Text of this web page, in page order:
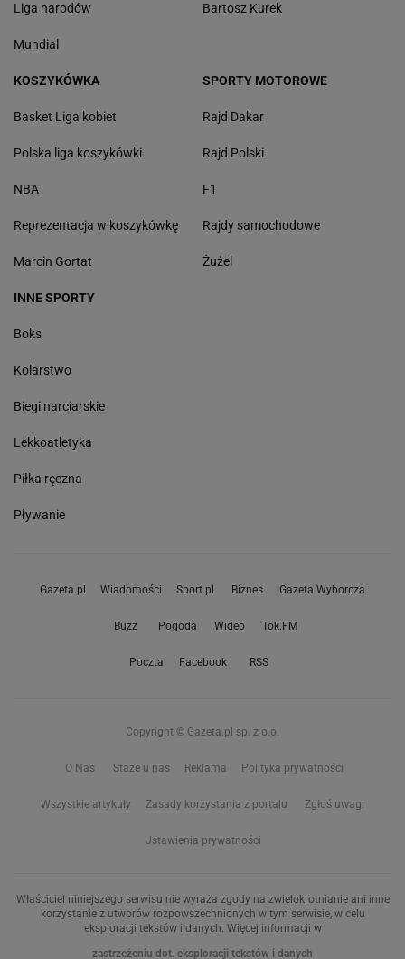
Liga narodów
Mundial
Bartosz Kurek
KOSZYKÓWKA
Basket Liga kobiet
Polska liga koszykówki
NBA
Reprezentacja w koszykówkę
Marcin Gortat
SPORTY MOTOROWE
Rajd Dakar
Rajd Polski
F1
Rajdy samochodowe
Żużel
INNE SPORTY
Boks
Kolarstwo
Biegi narciarskie
Lekkoatletyka
Piłka ręczna
Pływanie
Gazeta.pl Wiadomości Sport.pl Biznes Gazeta Wyborcza
Buzz Pogoda Wideo Tok.FM
Poczta Facebook RSS
Copyright © Gazeta.pl sp. z o.o.
O Nas Staże u nas Reklama Polityka prywatności
Wszystkie artykuły Zasady korzystania z portalu Zgłoś uwagi
Ustawienia prywatności
Właściciel niniejszego serwisu nie wyraża zgody na zwielokrotnianie ani inne
korzystanie z utworów rozpowszechnionych w tym serwisie, w celu
eksploracji tekstów i danych. Więcej informacji w
zastrzeżeniu dot. eksploracji tekstów i danych